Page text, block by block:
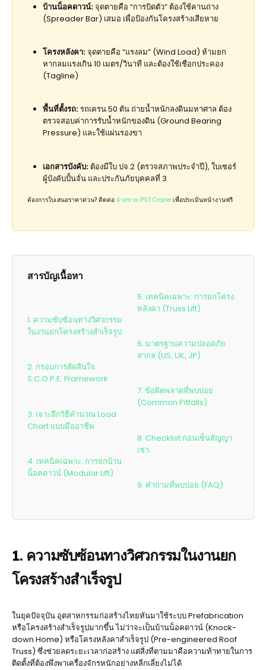
บ้านน็อคดาวน์:จุดตายคือ “การบิดตัว” ต้องใช้คานถ่าง
(Spreader Bar) เสมอ เพื่อป้องกันโครงสร้างเสียหาย
โครงหลังคา:จุดตายคือ “แรงลม” (Wind Load) ห้ามยก
หากลมแรงเกิน 10 เมตร/วินาที และต้องใช้เชือกประคอง
(Tagline)
พื้นที่ตั้งรถ:รถเครน 50 ตัน ถ่ายน้ำหนักลงดินมหาศาล ต้อง
ตรวจสอบค่าการรับน้ำหนักของดิน (Ground Bearing
Pressure) และใช้แผ่นรองขา
เอกสารบังคับ: ต้องมีใบ ปจ.2 (ตรวจสภาพประจำปี), ใบเซอร์
ผู้บังคับปั้นจั่น และประกันภัยบุคคลที่ 3
ต้องการใบเสนอราคาด่วน? ติดต่อ ฝ่ายขาย PST Crane เพื่อประเมินหน้างานฟรี
สารบัญเนื้อหา
1. ความซับซ้อนทางวิศวกรรม
ในงานยกโครงสร้างสำเร็จรูป
2. กรอบการตัดสินใจ:
S.C.O.P.E. Framework
3. เจาะลึกวิธีคำนวณ Load
Chart แบบมืออาชีพ
4. เทคนิคเฉพาะ: การยกบ้าน
น็อคดาวน์ (Modular Lift)
5. เทคนิคเฉพาะ: การยกโครง
หลังคา (Truss Lift)
6. มาตรฐานความปลอดภัย
สากล (US, UK, JP)
7. ข้อผิดพลาดที่พบบ่อย
(Common Pitfalls)
8. Checklist ก่อนเซ็นสัญญา
เช่า
9. คำถามที่พบบ่อย (FAQ)
1. ความซับซ้อนทางวิศวกรรมในงานยก
โครงสร้างสำเร็จรูป
ในยุคปัจจุบัน อุตสาหกรรมก่อสร้างไทยหันมาใช้ระบบ Prefabrication
หรือโครงสร้างสำเร็จรูปมากขึ้น ไม่ว่าจะเป็นบ้านน็อคดาวน์ (Knock-
down Home) หรือโครงหลังคาสำเร็จรูป (Pre-engineered Roof
Truss) ซึ่งช่วยลดระยะเวลาก่อสร้าง แต่สิ่งที่ตามมาคือความท้าทายในการ
ติดตั้งที่ต้องพึ่งพาเครื่องจักรหนักอย่างหลีกเลี่ยงไม่ได้